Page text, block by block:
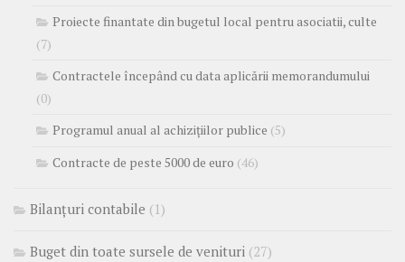
Proiecte finantate din bugetul local pentru asociatii, culte
(7)
Contractele începând cu data aplicării memorandumului
(0)
Programul anual al achizițiilor publice (5)
Contracte de peste 5000 de euro (46)
Bilanțuri contabile (1)
Buget din toate sursele de venituri (27)